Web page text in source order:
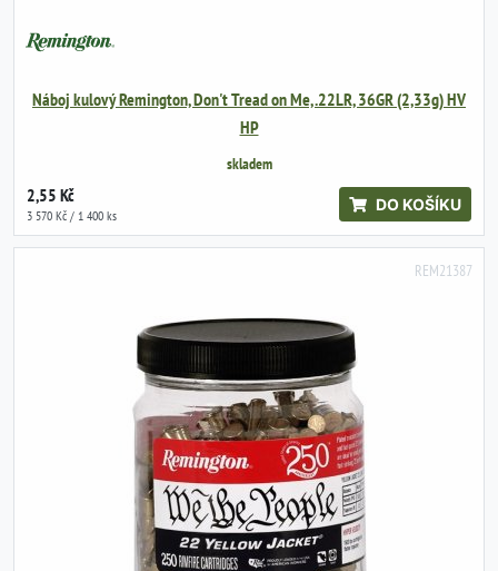
Náboj kulový Remington, Don't Tread on Me, .22LR, 36GR (2,33g) HV
HP
skladem
2,55 Kč
3 570 Kč / 1 400 ks
DO KOŠÍKU
REM21387